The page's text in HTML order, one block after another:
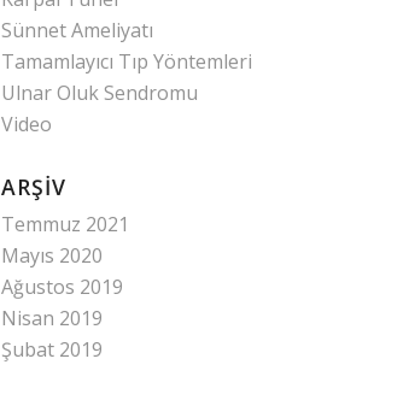
Sünnet Ameliyatı
Tamamlayıcı Tıp Yöntemleri
Ulnar Oluk Sendromu
Video
ARŞIV
Temmuz 2021
Mayıs 2020
Ağustos 2019
Nisan 2019
Şubat 2019